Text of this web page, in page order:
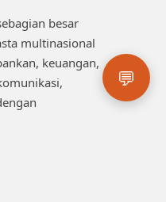
besar
multinasional
keuangan,
💬